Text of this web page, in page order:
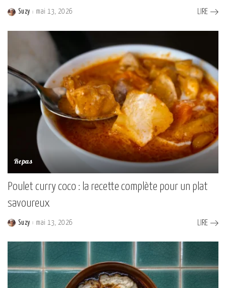
Posted
Suzy mai 13, 2026 LIRE
Repas
Poulet curry coco : la recette complète pour un plat
savoureux
Posted
Suzy mai 13, 2026 LIRE